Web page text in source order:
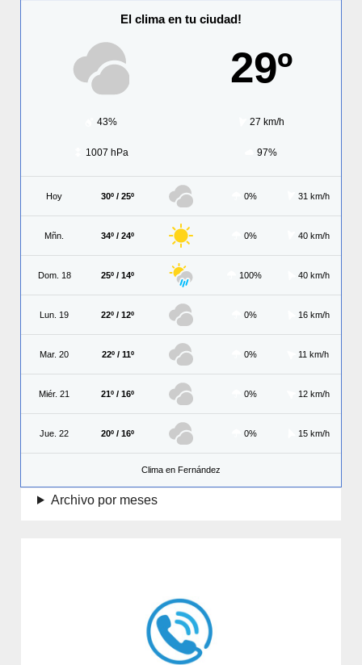
El clima en tu ciudad!
29º
43% 27 km/h
1007 hPa 97%
Hoy 30º / 25º 0% 31 km/h
Mñn. 34º / 24º 0% 40 km/h
Dom. 18 25º / 14º 100% 40 km/h
Lun. 19 22º / 12º 0% 16 km/h
Mar. 20 22º / 11º 0% 11 km/h
Miér. 21 21º / 16º 0% 12 km/h
Jue. 22 20º / 16º 0% 15 km/h
Clima en Fernández
Archivo por meses